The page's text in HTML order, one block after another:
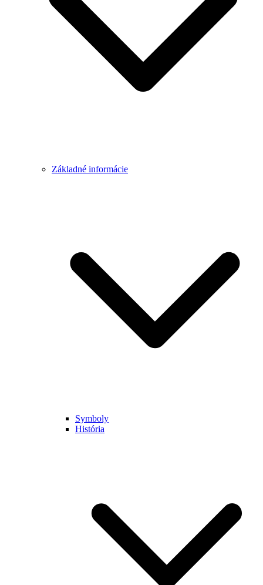
Základné informácie
Symboly
História